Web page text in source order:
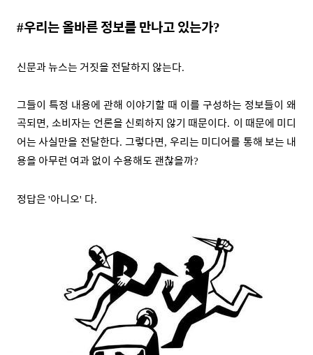
#우리는 올바른 정보를 만나고 있는가?
신문과 뉴스는 거짓을 전달하지 않는다.
그들이 특정 내용에 관해 이야기할 때 이를 구성하는 정보들이 왜
곡되면,소비자는 언론을 신뢰하지 않기 때문이다. 이 때문에 미디
어는 사실만을 전달한다. 그렇다면, 우리는 미디어를 통해 보는 내
용을 아무런 여과 없이 수용해도 괜찮을까?
정답은 '아니오' 다.